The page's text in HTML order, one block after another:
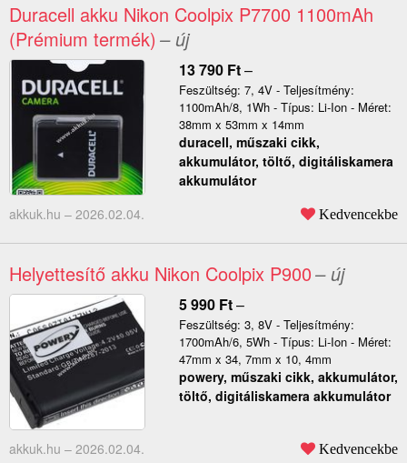
Duracell akku Nikon Coolpix P7700 1100mAh
(Prémium termék) – új
13 790 Ft–
Feszültség: 7, 4V - Teljesítmény:
1100mAh/8, 1Wh - Típus: Li-Ion - Méret:
38mm x 53mm x 14mm
duracell, műszaki cikk,
akkumulátor, töltő, digitáliskamera
akkumulátor
akkuk.hu – 2026.02.04. Kedvencekbe
Helyettesítő akku Nikon Coolpix P900– új
5 990 Ft–
Feszültség: 3, 8V - Teljesítmény:
1700mAh/6, 5Wh - Típus: Li-Ion - Méret:
47mm x 34, 7mm x 10, 4mm
powery, műszaki cikk, akkumulátor,
töltő, digitáliskamera akkumulátor
akkuk.hu – 2026.02.04. Kedvencekbe